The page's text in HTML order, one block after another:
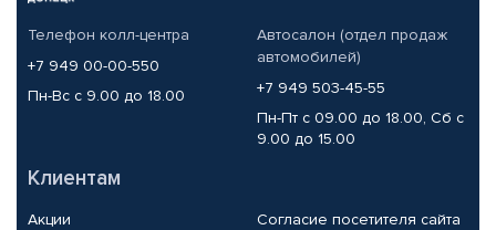
Телефон колл-центра
+7 949 00-00-550
Пн-Вс с 9.00 до 18.00
Автосалон (отдел продаж
автомобилей)
+7 949 503-45-55
Пн-Пт с 09.00 до 18.00, Сб с
9.00 до 15.00
Клиентам
Акции
Согласие посетителя сайта